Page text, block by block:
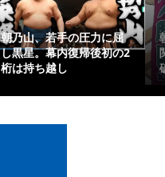
朝乃山、若手の圧力に屈
し黒星。幕内復帰後初の2
桁は持ち越し